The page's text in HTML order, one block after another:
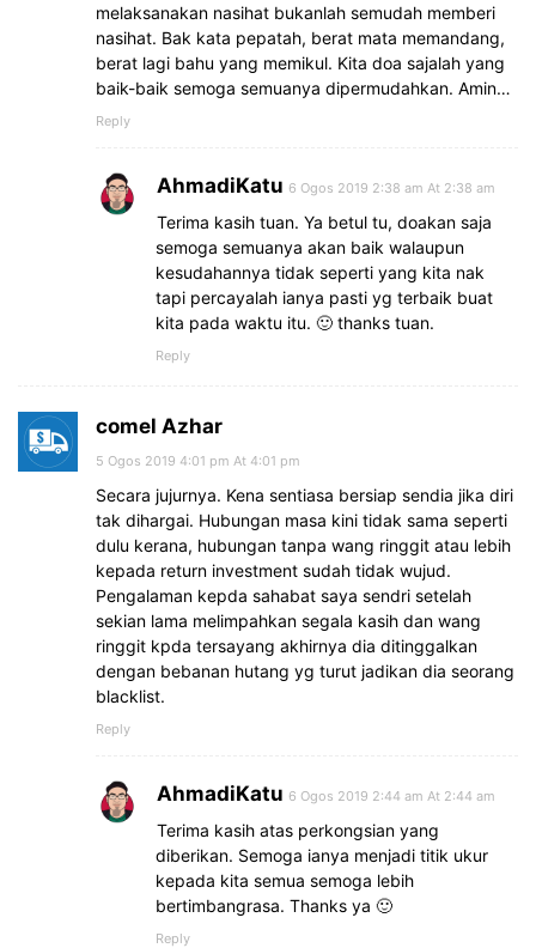
melaksanakan nasihat bukanlah semudah memberi
nasihat. Bak kata pepatah, berat mata memandang,
berat lagi bahu yang memikul. Kita doa sajalah yang
baik-baik semoga semuanya dipermudahkan. Amin…
Reply
AhmadiKatu 6 Ogos 2019 2:38 am At 2:38 am
Terima kasih tuan. Ya betul tu, doakan saja
semoga semuanya akan baik walaupun
kesudahannya tidak seperti yang kita nak
tapi percayalah ianya pasti yg terbaik buat
kita pada waktu itu. 🙂 thanks tuan.
Reply
comel Azhar
5 Ogos 2019 4:01 pm At 4:01 pm
Secara jujurnya. Kena sentiasa bersiap sendia jika diri
tak dihargai. Hubungan masa kini tidak sama seperti
dulu kerana, hubungan tanpa wang ringgit atau lebih
kepada return investment sudah tidak wujud.
Pengalaman kepda sahabat saya sendri setelah
sekian lama melimpahkan segala kasih dan wang
ringgit kpda tersayang akhirnya dia ditinggalkan
dengan bebanan hutang yg turut jadikan dia seorang
blacklist.
Reply
AhmadiKatu 6 Ogos 2019 2:44 am At 2:44 am
Terima kasih atas perkongsian yang
diberikan. Semoga ianya menjadi titik ukur
kepada kita semua semoga lebih
bertimbangrasa. Thanks ya 🙂
Reply